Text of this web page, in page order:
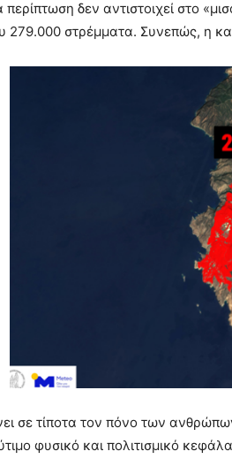
δεν αντιστοιχεί στο
279.000 στρέμματα. Συνεπώς, η
σε τίποτα τον πόνο των
φυσικό και πολιτισμικό